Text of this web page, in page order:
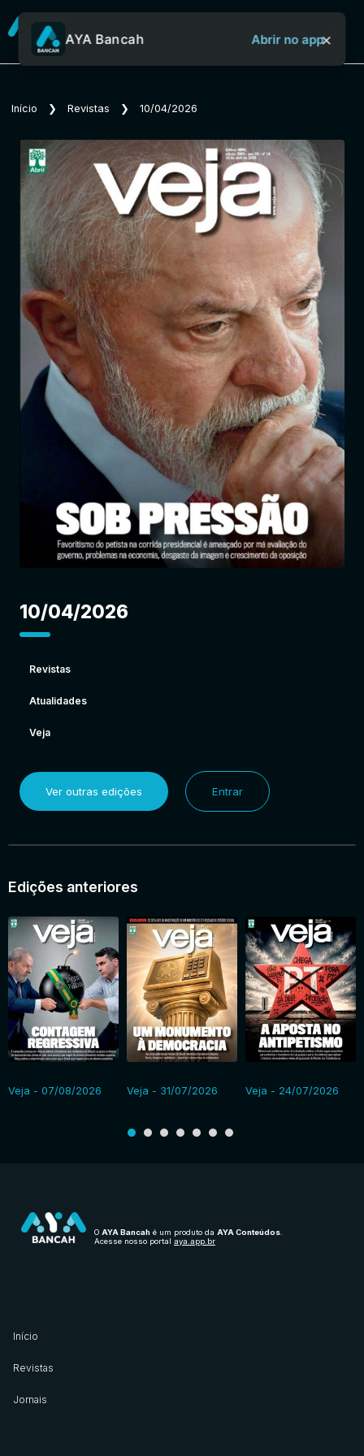
Sobre o Aya Bancah
Início
Revistas
Jornais
Notícias
Entrar
AYA Bancah Abrir no app×
Início ❯ Revistas ❯ 10/04/2026
10/04/2026
Revistas
Atualidades
Veja
Ver outras edições Entrar
Edições anteriores
Veja - 07/08/2026 Veja - 31/07/2026 Veja - 24/07/2026
O AYA Bancah é um produto da AYA Conteúdos
Acesse nosso portal aya.app.br
Início
Revistas
Jornais